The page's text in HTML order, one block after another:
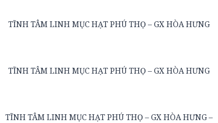
TĨNH TÂM LINH MỤC HẠT PHÚ THỌ – GX HÒA HƯNG
TĨNH TÂM LINH MỤC HẠT PHÚ THỌ – GX HÒA HƯNG
TĨNH TÂM LINH MỤC HẠT PHÚ THỌ – GX HÒA HƯNG –